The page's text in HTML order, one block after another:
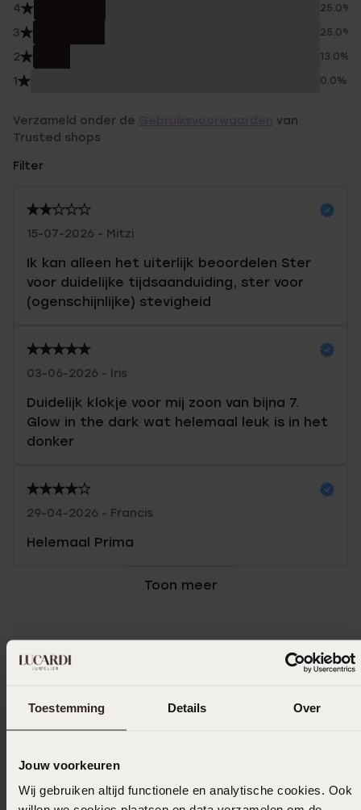
Toestemming Details Over
Jouw voorkeuren
Wij gebruiken altijd functionele en analytische cookies. Ook
4 25.0%
3 25.0%
2 13.0%
1 0.0%
Verzameld onder de
van
Trusted shops
Filter
15-07-2026 - Mitzi
Ik kan alleen het uiterlijk beoordelen Ster
voor duidelijke tijdsaanduiding, ster voor
(ogenschijnlijke) stevigheid
03-06-2026 - Iris
Duidelijk klokje voor mij zoon van bijna 7.
Glow in the dark wat helemaal leuk is in het
donker
29-04-2026 - Francis
Helemaal Prima
Toon meer
Ook leuk voor jou